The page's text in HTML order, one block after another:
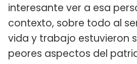
interesante ver a esa
contexto, sobre todo al
vida y trabajo estuvieron
peores aspectos del